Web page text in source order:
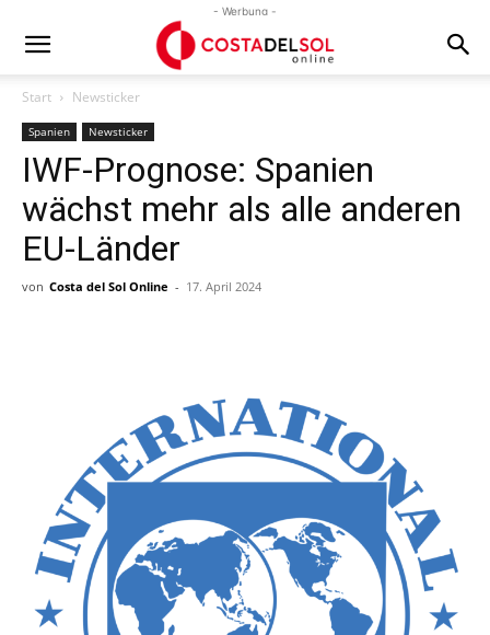
- Werbung -
Start Newsticker
Spanien Newsticker
IWF-Prognose: Spanien
wächst mehr als alle anderen
EU-Länder
von Costa del Sol Online - 17. April 2024